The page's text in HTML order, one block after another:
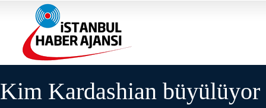
Kim Kardashian büyülüyor